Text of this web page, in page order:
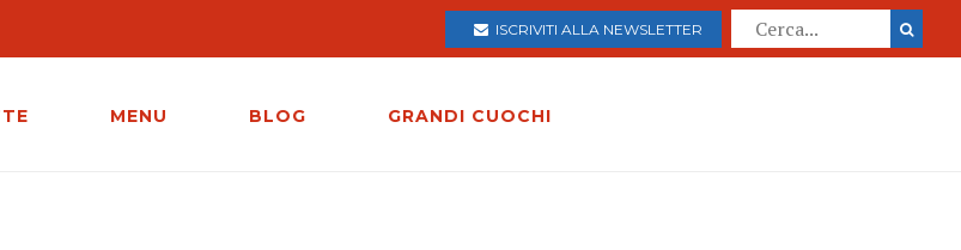
ISCRIVITI ALLA NEWSLETTER
MENU BLOG GRANDI CUOCHI